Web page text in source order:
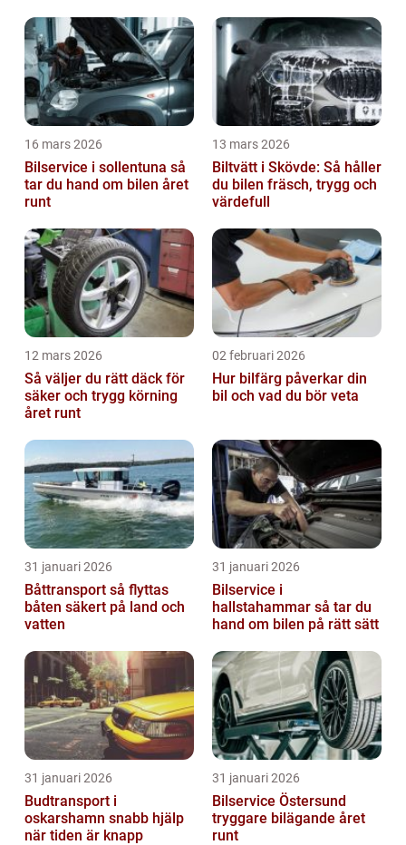
16 mars 2026
Bilservice i sollentuna så
tar du hand om bilen året
runt
13 mars 2026
Biltvätt i Skövde: Så håller
du bilen fräsch, trygg och
värdefull
12 mars 2026
Så väljer du rätt däck för
säker och trygg körning
året runt
02 februari 2026
Hur bilfärg påverkar din
bil och vad du bör veta
31 januari 2026
Båttransport så flyttas
båten säkert på land och
vatten
31 januari 2026
Bilservice i
hallstahammar så tar du
hand om bilen på rätt sätt
31 januari 2026
Budtransport i
oskarshamn snabb hjälp
när tiden är knapp
31 januari 2026
Bilservice Östersund
tryggare bilägande året
runt